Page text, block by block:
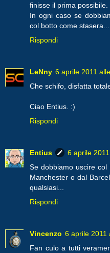
finisse il prima possibile.
In ogni caso se
col botto come stasera...
Rispondi
LeNny 6 aprile 2011
Che schifo, disfatta
Ciao Entius. :)
Rispondi
Entius
6 aprile
Se dobbiamo uscire
Manchester o dal
qualsiasi...
Rispondi
Vincenzo 6 aprile 2011
Fan culo a tutti